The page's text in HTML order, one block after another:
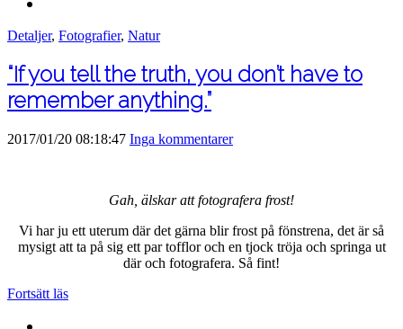
Detaljer, Fotografier, Natur
“If you tell the truth, you don’t have to
remember anything.”
2017/01/20 08:18:47 Inga kommentarer
Gah, älskar att fotografera frost!
Vi har ju ett uterum där det gärna blir frost på fönstrena, det är så
mysigt att ta på sig ett par tofflor och en tjock tröja och springa ut
där och fotografera. Så fint!
Fortsätt läs